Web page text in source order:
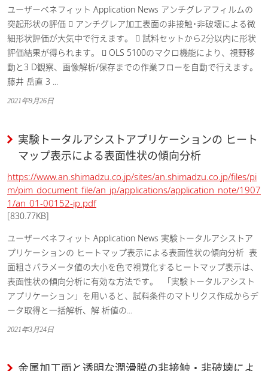
ユーザーベネフィット Application News アンチグレアフィルムの
突起形状の評価  アンチグレア加工表面の非接触･非破壊による微
細形状評価が大気中で行えます。  試料セットから2分以内に形状
評価結果が得られます。  OLS 5100のマクロ機能により、視野移
動と3 D観察、画像解析/保存までの作業フローを自動で行えます。
藤井 岳直 3 ...
2021年9月26日
実験トータルアシストアプリケーションの ヒート
マップ表示による表面性状の傾向分析
https://www.an.shimadzu.co.jp/sites/an.shimadzu.co.jp/files/pi
m/pim_document_file/an_jp/applications/application_note/1907
1/an_01-00152-jp.pdf
[830.77KB]
ユーザーベネフィット Application News 実験トータルアシストア
プリケーションの ヒートマップ表示による表面性状の傾向分析  表
面粗さパラメータ値の大小を色で視覚化するヒートマップ表示は、
表面性状の傾向分析に有効な方法です。  「実験トータルアシスト
アプリケーション」を用いると、試料条件のマトリクス作成からデ
ータ取得と一括解析、解 析値の...
2021年3月24日
金属加工面と透明な潤滑膜の非接触・非破壊によ